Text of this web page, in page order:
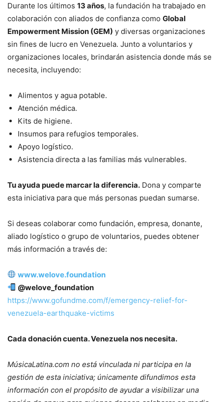
Durante los últimos 13 años, la fundación ha trabajado en
colaboración con aliados de confianza como Global
Empowerment Mission (GEM) y diversas organizaciones
sin fines de lucro en Venezuela. Junto a voluntarios y
organizaciones locales, brindarán asistencia donde más se
necesita, incluyendo:
Alimentos y agua potable.
Atención médica.
Kits de higiene.
Insumos para refugios temporales.
Apoyo logístico.
Asistencia directa a las familias más vulnerables.
Tu ayuda puede marcar la diferencia. Dona y comparte
esta iniciativa para que más personas puedan sumarse.
Si deseas colaborar como fundación, empresa, donante,
aliado logístico o grupo de voluntarios, puedes obtener
más información a través de:
www.welove.foundation
@welove_foundation
https://www.gofundme.com/f/emergency-relief-for-
venezuela-earthquake-victims
Cada donación cuenta. Venezuela nos necesita.
MúsicaLatina.com no está vinculada ni participa en la
gestión de esta iniciativa; únicamente difundimos esta
información con el propósito de ayudar a visibilizar una